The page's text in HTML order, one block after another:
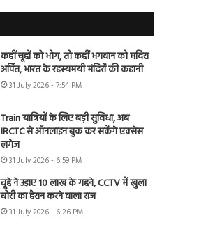
कहीं चूहों को भोग, तो कहीं भगवान को मदिरा
अर्पित, भारत के रहस्यमयी मंदिरों की कहानी
31 July 2026 - 7:54 PM
Train यात्रियों के लिए बड़ी सुविधा, अब
IRCTC से ऑनलाइन बुक कर सकेंगे एक्सेस
लगेज
31 July 2026 - 6:59 PM
चूहे ने उड़ाए 10 लाख के गहने, CCTV में खुला
चोरी का हैरान करने वाला राज
31 July 2026 - 6:26 PM